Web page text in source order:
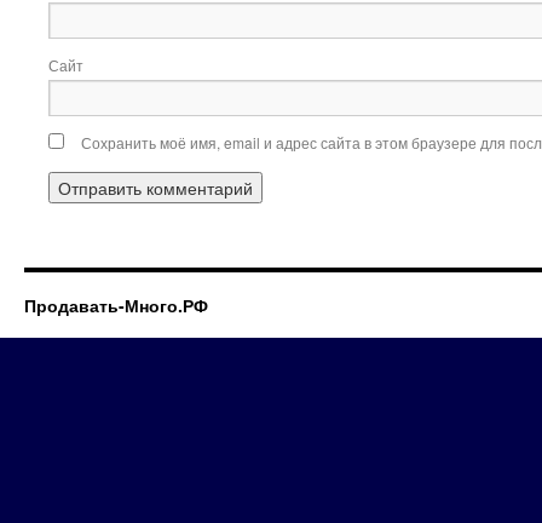
Сайт
Сохранить моё имя, email и адрес сайта в этом браузере для
Продавать-Много.РФ